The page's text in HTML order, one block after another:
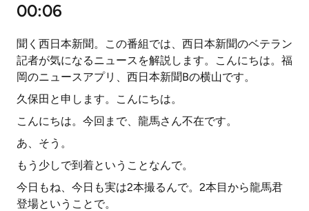
00:06
聞く西日本新聞。この番組では、西日本新聞のベテラン
記者が気になるニュースを解説します。こんにちは。福
岡のニュースアプリ、西日本新聞Bの横山です。
久保田と申します。こんにちは。
こんにちは。今回まで、龍馬さん不在です。
あ、そう。
もう少しで到着ということなんで。
今日もね、今日も実は2本撮るんで。2本目から龍馬君
登場ということで。